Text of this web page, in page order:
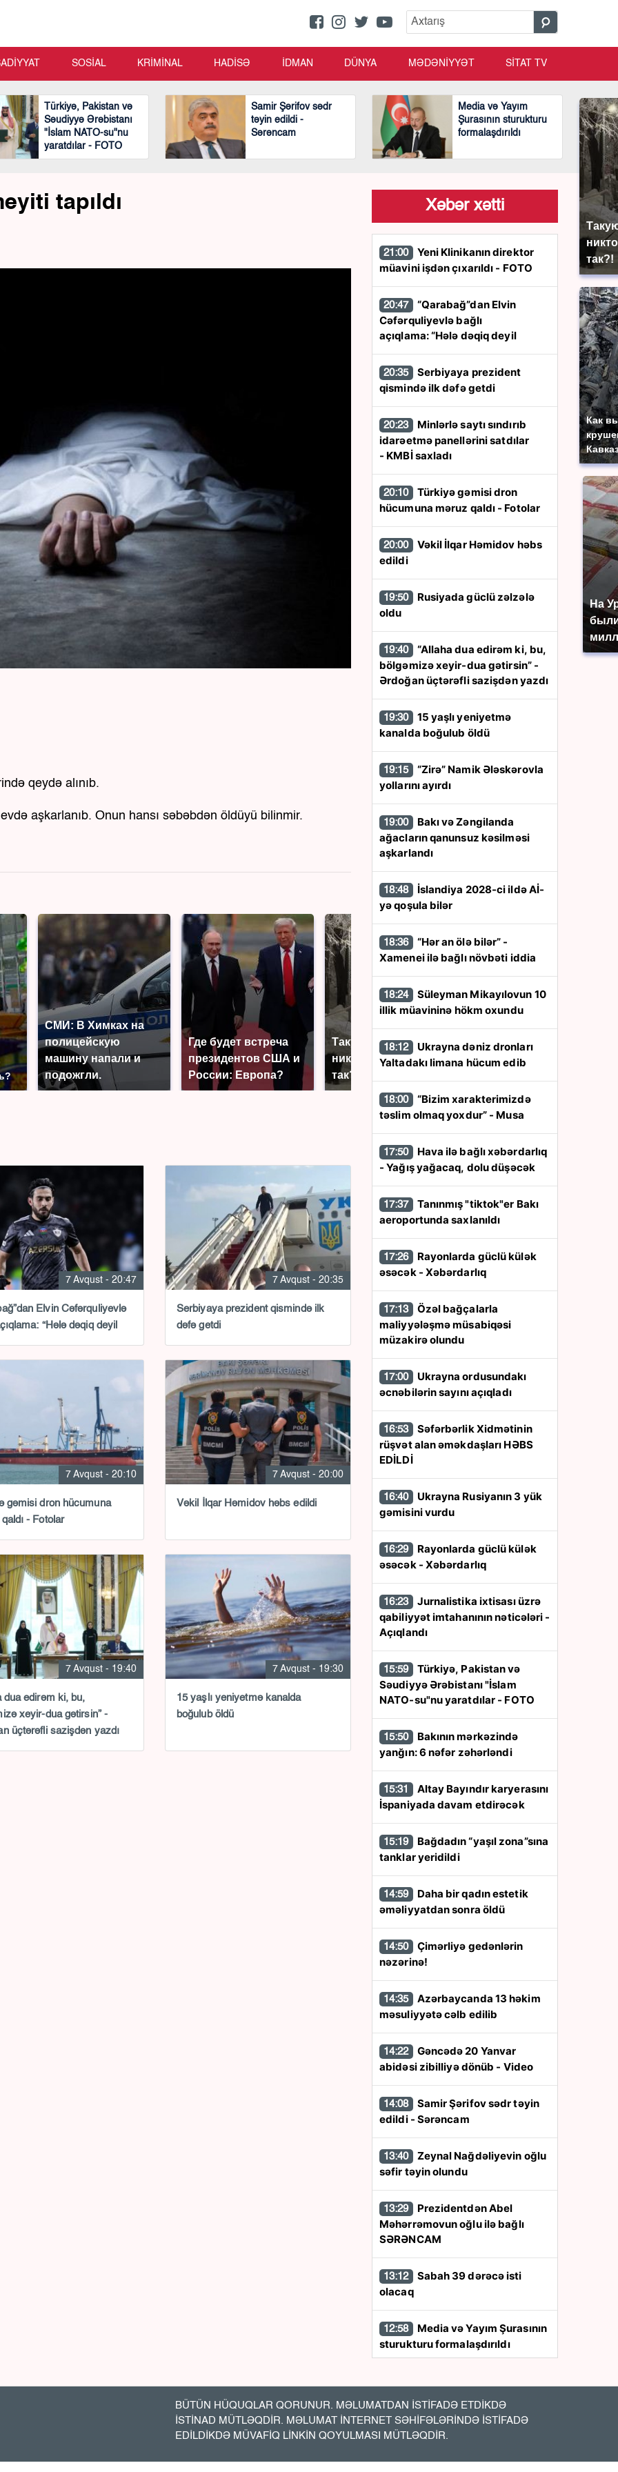
так?!
Как
На
SOSİAL KRİMİNAL HADİSƏ İDMAN DÜNYA MƏDƏNİYYƏT SİTAT TV
Türkiyə, Pakistan və
Səudiyyə Ərəbistanı
"İslam NATO-su"nu
yaratdılar - FOTO
Samir Şərifov sədr
təyin edildi -
Sərəncam
Media və Yayım
Şurasının sturukturu
formalaşdırıldı
tapıldı
qeydə alınıb.
aşkarlanıb. Onun hansı səbəbdən öldüyü bilinmir.
СМИ: В Химках на
полицейскую
машину напали и
подожгли.
Где будет встреча
президентов США и
России: Европа?
Такую зиму в России
никто не ждал: как
так?!
Как выглядит место
крушение вертолета на
7 Avqust - 20:47
Elvin Cəfərquliyevlə
“Hələ dəqiq deyil
7 Avqust - 20:35
Serbiyaya prezident qismində ilk
dəfə getdi
7 Avqust - 20:10
gəmisi dron hücumuna
- Fotolar
7 Avqust - 20:00
Vəkil İlqar Həmidov həbs edildi
7 Avqust - 19:40
dua edirəm ki, bu,
xeyir-dua gətirsin” -
üçtərəfli sazişdən yazdı
7 Avqust - 19:30
15 yaşlı yeniyetmə kanalda
boğulub öldü
Xəbər xətti
21:00
müavini işdən çıxarıldı - FOTO
20:47
Cəfərquliyevlə bağlı
açıqlama: “Hələ dəqiq deyil
20:35
qismində ilk dəfə getdi
20:23
idarəetmə panellərini satdılar
- KMBİ saxladı
20:10
hücumuna məruz qaldı - Fotolar
20:00
edildi
19:50
oldu
19:40
bölgəmizə xeyir-dua gətirsin” -
Ərdoğan üçtərəfli sazişdən yazdı
19:30
kanalda boğulub öldü
19:15
yollarını ayırdı
19:00
ağacların qanunsuz kəsilməsi
aşkarlandı
18:48
yə qoşula bilər
18:36
Xamenei ilə bağlı növbəti iddia
18:24
illik müavininə hökm oxundu
18:12
Yaltadakı limana hücum edib
18:00
təslim olmaq yoxdur” - Musa
17:50
- Yağış yağacaq, dolu düşəcək
17:37
aeroportunda saxlanıldı
17:26
əsəcək - Xəbərdarlıq
17:13
maliyyələşmə müsabiqəsi
müzakirə olundu
17:00
əcnəbilərin sayını açıqladı
16:53
rüşvət alan əməkdaşları HƏBS
EDİLDİ
16:40
gəmisini vurdu
16:29
əsəcək - Xəbərdarlıq
16:23
qabiliyyət imtahanının nəticələri -
Açıqlandı
15:59
Səudiyyə Ərəbistanı "İslam
NATO-su"nu yaratdılar - FOTO
15:50
yanğın: 6 nəfər zəhərləndi
15:31
İspaniyada davam etdirəcək
15:19
tanklar yeridildi
14:59
əməliyyatdan sonra öldü
14:50
nəzərinə!
14:35
məsuliyyətə cəlb edilib
14:22
abidəsi zibilliyə dönüb - Video
14:08
edildi - Sərəncam
13:40
səfir təyin olundu
13:29
Məhərrəmovun oğlu ilə bağlı
SƏRƏNCAM
13:12
olacaq
12:58
sturukturu formalaşdırıldı
azərbaycanlıların olduğu gəmiyə
PUA hücumu - Anbaan- Video
meyiti tapıldı
BÜTÜN HÜQUQLAR QORUNUR. MƏLUMATDAN İSTİFADƏ ETDİKDƏ
İSTİNAD MÜTLƏQDİR. MƏLUMAT İNTERNET SƏHİFƏLƏRİNDƏ İSTİFADƏ
EDİLDİKDƏ MÜVAFİQ LİNKİN QOYULMASI MÜTLƏQDİR.